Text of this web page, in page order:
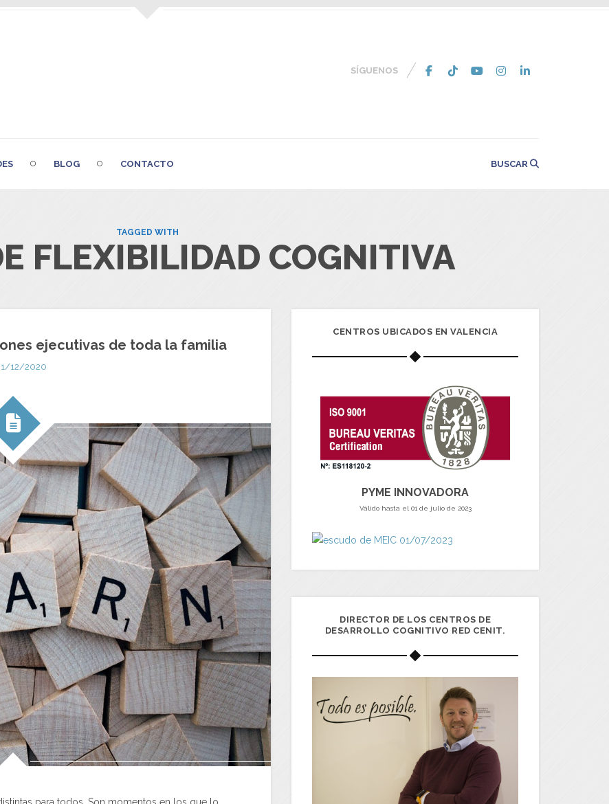
SÍGUENOS
BLOG CONTACTO BUSCAR
TAGGED WITH
FLEXIBILIDAD COGNITIVA
ejecutivas de toda la familia
12/2020
CENTROS UBICADOS EN VALENCIA
PYME INNOVADORA
Válido hasta el 01 de julio de 2023
DIRECTOR DE LOS CENTROS DE
DESARROLLO COGNITIVO RED CENIT.